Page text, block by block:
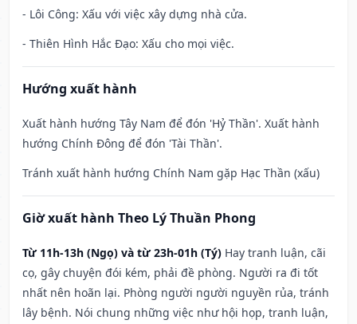
- Lôi Công: Xấu với việc xây dựng nhà cửa.
- Thiên Hình Hắc Đạo: Xấu cho mọi việc.
Hướng xuất hành
Xuất hành hướng Tây Nam để đón 'Hỷ Thần'. Xuất hành
hướng Chính Đông để đón 'Tài Thần'.
Tránh xuất hành hướng Chính Nam gặp Hạc Thần (xấu)
Giờ xuất hành Theo Lý Thuần Phong
Từ 11h-13h (Ngọ) và từ 23h-01h (Tý) Hay tranh luận, cãi
cọ, gây chuyện đói kém, phải đề phòng. Người ra đi tốt
nhất nên hoãn lại. Phòng người người nguyền rủa, tránh
lây bệnh. Nói chung những việc như hội họp, tranh luận,